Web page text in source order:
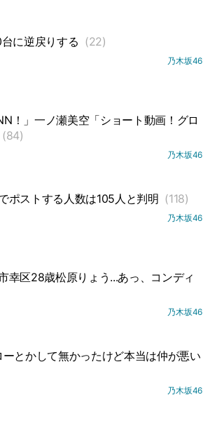
に逆戻りする (22)
乃木坂46
！」一ノ瀬美空「ショート動画！グロ
(84)
乃木坂46
ポストする人数は105人と判明 (118)
乃木坂46
幸区28歳松原りょう...あっ、コンディ
乃木坂46
とかして無かったけど本当は仲が悪い
乃木坂46